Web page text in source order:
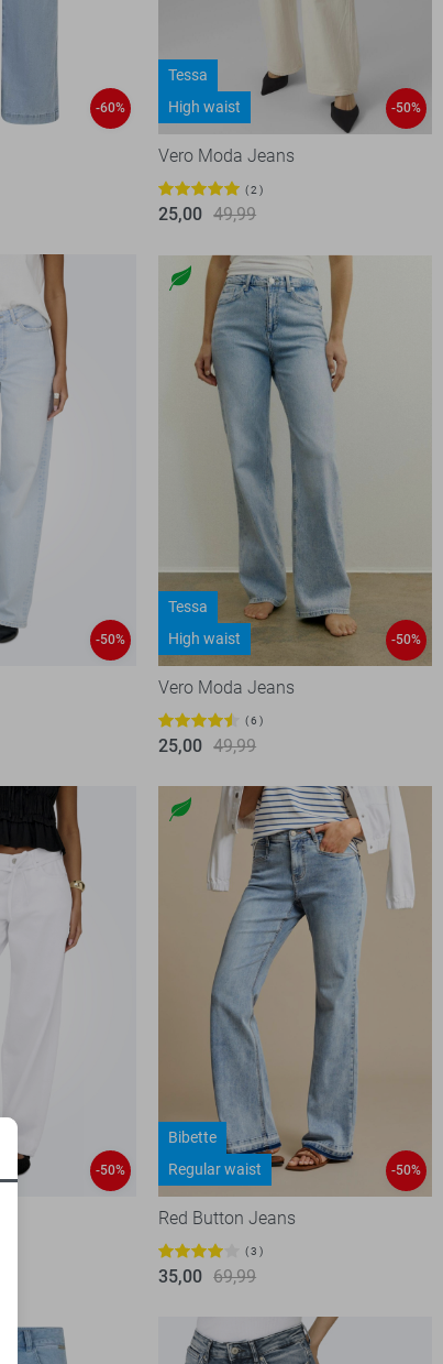
-60%
Tessa
High waist
-50%
Vero Moda Jeans
2
25,00 49,99
-50%
Tessa
High waist
-50%
Vero Moda Jeans
6
25,00 49,99
-50%
Bibette
Regular waist
-50%
Red Button Jeans
3
35,00 69,99